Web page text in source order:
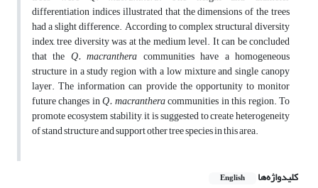
differentiation indices illustrated that the dimensions of the trees
had a slight difference. According to complex structural diversity
index, tree diversity was at the medium level. It can be concluded
that the Q. macranthera communities have a homogeneous
structure in a study region with a low mixture and single canopy
layer. The information can provide the opportunity to monitor
future changes inQ. macrantheracommunities in this region. To
promote ecosystem stability, it is suggested to create heterogeneity
of stand structure and support other tree species in this area.
کلیدواژه‌ها English